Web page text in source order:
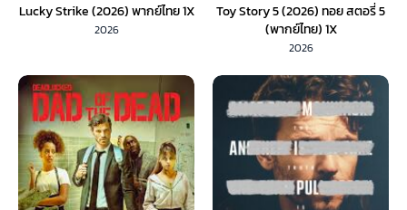
Lucky Strike (2026) พากย์ไทย 1X
2026
Toy Story 5 (2026) ทอย สตอรี่ 5
(พากย์ไทย) 1X
2026